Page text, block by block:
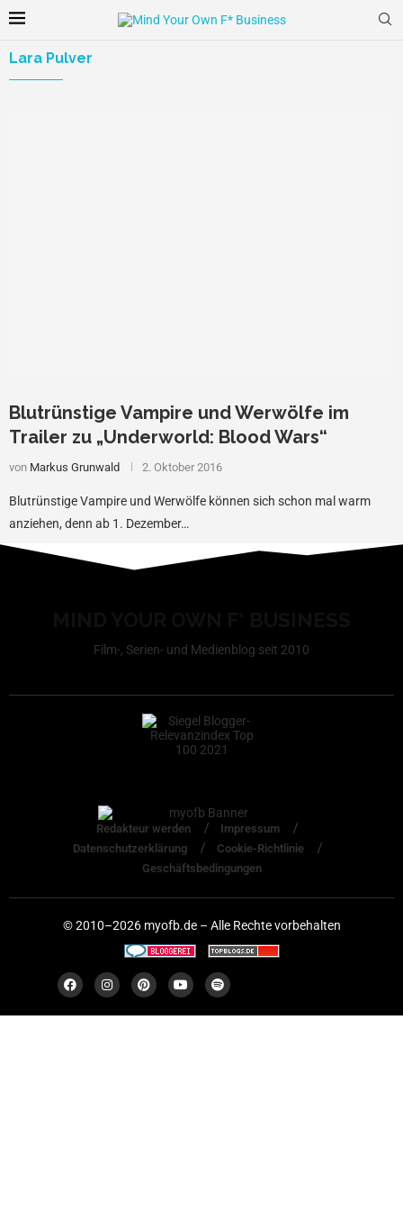
Lara Pulver
Blutrünstige Vampire und Werwölfe im
Trailer zu „Underworld: Blood Wars“
von Markus Grunwald 2. Oktober 2016
Blutrünstige Vampire und Werwölfe können sich schon mal warm
anziehen, denn ab 1. Dezember…
Film-, Serien- und Medienblog seit 2010
Redakteur werden
Impressum
Datenschutzerklärung
Cookie-Richtlinie
Geschäftsbedingungen
© 2010–2026 myofb.de – Alle Rechte vorbehalten